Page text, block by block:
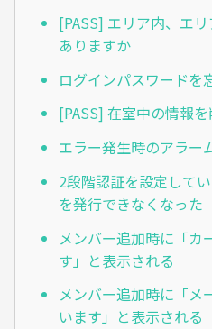
[PASS] エリア内、エ
ありますか
ログインパスワードを
[PASS] 在室中の情報
エラー発生時のアラー
2段階認証を設定して
を発行できなくなった
メンバー追加時に「カ
す」と表示される
メンバー追加時に「メ
います」と表示される